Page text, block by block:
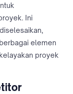
Ini
elemen
proyek